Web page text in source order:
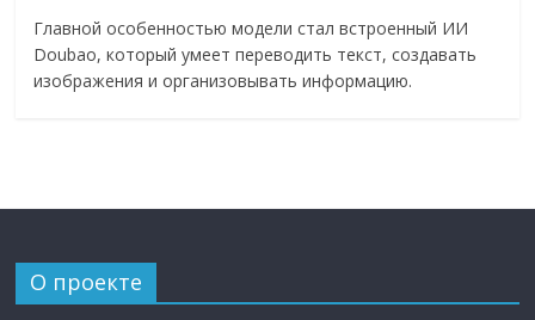
Главной особенностью модели стал встроенный ИИ
Doubao, который умеет переводить текст, создавать
изображения и организовывать информацию.
О проекте